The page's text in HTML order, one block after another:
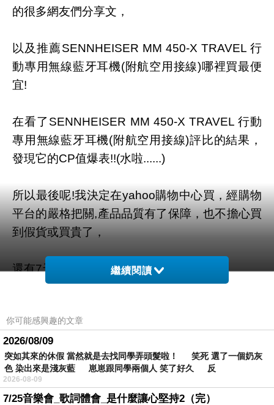
的很多網友們分享文，
以及推薦SENNHEISER MM 450-X TRAVEL 行
動專用無線藍牙耳機(附航空用接線)哪裡買最便
宜!
在看了SENNHEISER MM 450-X TRAVEL 行動
專用無線藍牙耳機(附航空用接線)評比的結果，
發現它的CP值爆表!!(水啦......)
所以最後呢!我決定在yahoo購物中心買，經購物
平台的嚴格把關,產品品質有了保障，也不擔心買
到假貨或買貴了，
還有7天滿意保證退換貨服務!
線藍牙耳機(附航空用接線)是我在yahoo購物中心
買的，商品網址如下:
繼續閱讀
你可能感興趣的文章
2026/08/09
突如其來的休假 當然就是去找同學弄頭髮啦！ 笑死 選了一個奶灰
色 染出來是淺灰藍 崽崽跟同學兩個人 笑了好久 反
2026-08-09
7/25音樂會_歌詞體會_是什麼讓心堅持2（完）